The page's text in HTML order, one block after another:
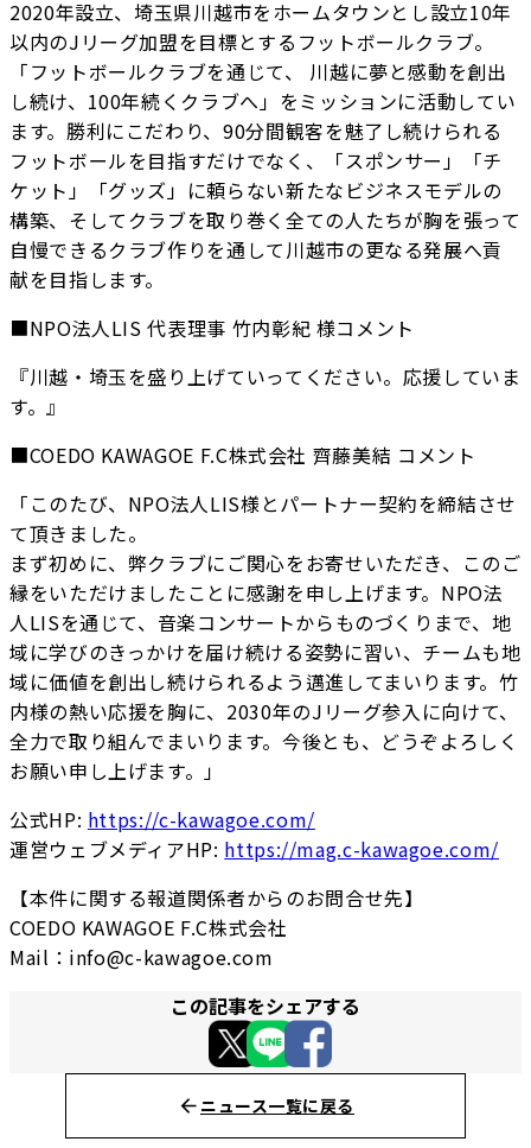
2020年設立、埼玉県川越市をホームタウンとし設立10年
以内のJリーグ加盟を目標とするフットボールクラブ。
「フットボールクラブを通じて、 川越に夢と感動を創出
し続け、100年続くクラブへ」をミッションに活動してい
ます。勝利にこだわり、90分間観客を魅了し続けられる
フットボールを目指すだけでなく、「スポンサー」「チ
ケット」「グッズ」に頼らない新たなビジネスモデルの
構築、そしてクラブを取り巻く全ての人たちが胸を張って
自慢できるクラブ作りを通して川越市の更なる発展へ貢
献を目指します。
■NPO法人LIS 代表理事 竹内彰紀 様コメント
『川越・埼玉を盛り上げていってください。応援していま
す。』
■COEDO KAWAGOE F.C株式会社 齊藤美結 コメント
「このたび、NPO法人LIS様とパートナー契約を締結させ
て頂きました。
まず初めに、弊クラブにご関心をお寄せいただき、このご
縁をいただけましたことに感謝を申し上げます。NPO法
人LISを通じて、音楽コンサートからものづくりまで、地
域に学びのきっかけを届け続ける姿勢に習い、チームも地
域に価値を創出し続けられるよう邁進してまいります。竹
内様の熱い応援を胸に、2030年のJリーグ参入に向けて、
全力で取り組んでまいります。今後とも、どうぞよろしく
お願い申し上げます。」
公式HP: https://c-kawagoe.com/
運営ウェブメディアHP: https://mag.c-kawagoe.com/
【本件に関する報道関係者からのお問合せ先】
COEDO KAWAGOE F.C株式会社
Mail：info@c-kawagoe.com
この記事をシェアする
ニュース一覧に戻る